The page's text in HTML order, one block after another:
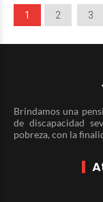
1 2 3
Brindamos una
de discapacidad
pobreza, con la